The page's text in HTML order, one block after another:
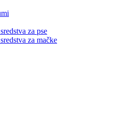
za pse
za mačke